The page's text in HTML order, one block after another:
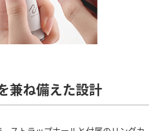
兼ね備えた設計